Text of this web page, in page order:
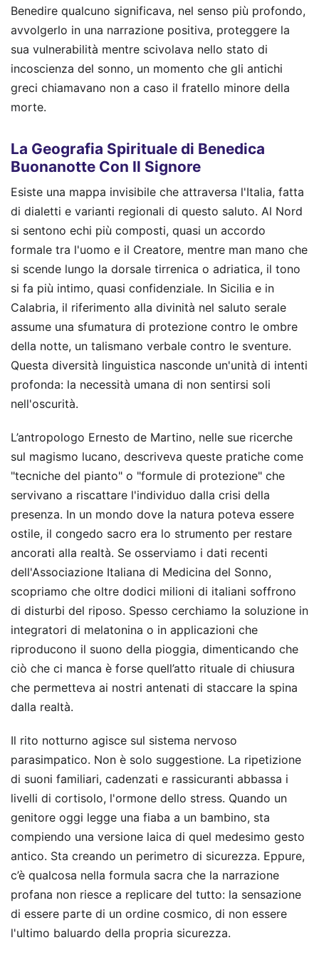
Benedire qualcuno significava, nel senso più profondo,
avvolgerlo in una narrazione positiva, proteggere la
sua vulnerabilità mentre scivolava nello stato di
incoscienza del sonno, un momento che gli antichi
greci chiamavano non a caso il fratello minore della
morte.
La Geografia Spirituale di Benedica
Buonanotte Con Il Signore
Esiste una mappa invisibile che attraversa l'Italia, fatta
di dialetti e varianti regionali di questo saluto. Al Nord
si sentono echi più composti, quasi un accordo
formale tra l'uomo e il Creatore, mentre man mano che
si scende lungo la dorsale tirrenica o adriatica, il tono
si fa più intimo, quasi confidenziale. In Sicilia e in
Calabria, il riferimento alla divinità nel saluto serale
assume una sfumatura di protezione contro le ombre
della notte, un talismano verbale contro le sventure.
Questa diversità linguistica nasconde un'unità di intenti
profonda: la necessità umana di non sentirsi soli
nell'oscurità.
L’antropologo Ernesto de Martino, nelle sue ricerche
sul magismo lucano, descriveva queste pratiche come
"tecniche del pianto" o "formule di protezione" che
servivano a riscattare l'individuo dalla crisi della
presenza. In un mondo dove la natura poteva essere
ostile, il congedo sacro era lo strumento per restare
ancorati alla realtà. Se osserviamo i dati recenti
dell'Associazione Italiana di Medicina del Sonno,
scopriamo che oltre dodici milioni di italiani soffrono
di disturbi del riposo. Spesso cerchiamo la soluzione in
integratori di melatonina o in applicazioni che
riproducono il suono della pioggia, dimenticando che
ciò che ci manca è forse quell’atto rituale di chiusura
che permetteva ai nostri antenati di staccare la spina
dalla realtà.
Il rito notturno agisce sul sistema nervoso
parasimpatico. Non è solo suggestione. La ripetizione
di suoni familiari, cadenzati e rassicuranti abbassa i
livelli di cortisolo, l'ormone dello stress. Quando un
genitore oggi legge una fiaba a un bambino, sta
compiendo una versione laica di quel medesimo gesto
antico. Sta creando un perimetro di sicurezza. Eppure,
c’è qualcosa nella formula sacra che la narrazione
profana non riesce a replicare del tutto: la sensazione
di essere parte di un ordine cosmico, di non essere
l'ultimo baluardo della propria sicurezza.